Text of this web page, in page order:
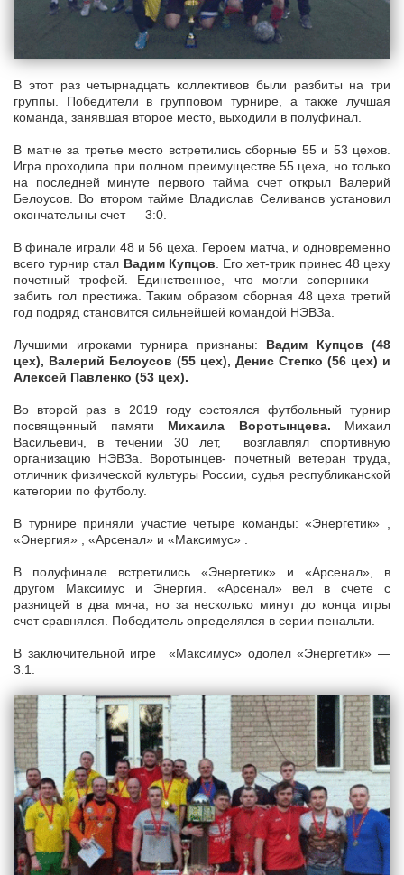
В этот раз четырнадцать коллективов были разбиты на три
группы. Победители в групповом турнире, а также лучшая
команда, занявшая второе место, выходили в полуфинал.
В матче за третье место встретились сборные 55 и 53 цехов.
Игра проходила при полном преимуществе 55 цеха, но только
на последней минуте первого тайма счет открыл Валерий
Белоусов. Во втором тайме Владислав Селиванов установил
окончательны счет — 3:0.
В финале играли 48 и 56 цеха. Героем матча, и одновременно
всего турнир стал Вадим Купцов. Его хет-трик принес 48 цеху
почетный трофей. Единственное, что могли соперники —
забить гол престижа. Таким образом сборная 48 цеха третий
год подряд становится сильнейшей командой НЭВЗа.
Лучшими игроками турнира признаны: Вадим Купцов (48
цех), Валерий Белоусов (55 цех), Денис Степко (56 цех) и
Алексей Павленко (53 цех).
Во второй раз в 2019 году состоялся футбольный турнир
посвященный памяти Михаила Воротынцева. Михаил
Васильевич, в течении 30 лет, возглавлял спортивную
организацию НЭВЗа. Воротынцев- почетный ветеран труда,
отличник физической культуры России, судья республиканской
категории по футболу.
В турнире приняли участие четыре команды: «Энергетик» ,
«Энергия» , «Арсенал» и «Максимус» .
В полуфинале встретились «Энергетик» и «Арсенал», в
другом Максимус и Энергия. «Арсенал» вел в счете с
разницей в два мяча, но за несколько минут до конца игры
счет сравнялся. Победитель определялся в серии пенальти.
В заключительной игре «Максимус» одолел «Энергетик» —
3:1.